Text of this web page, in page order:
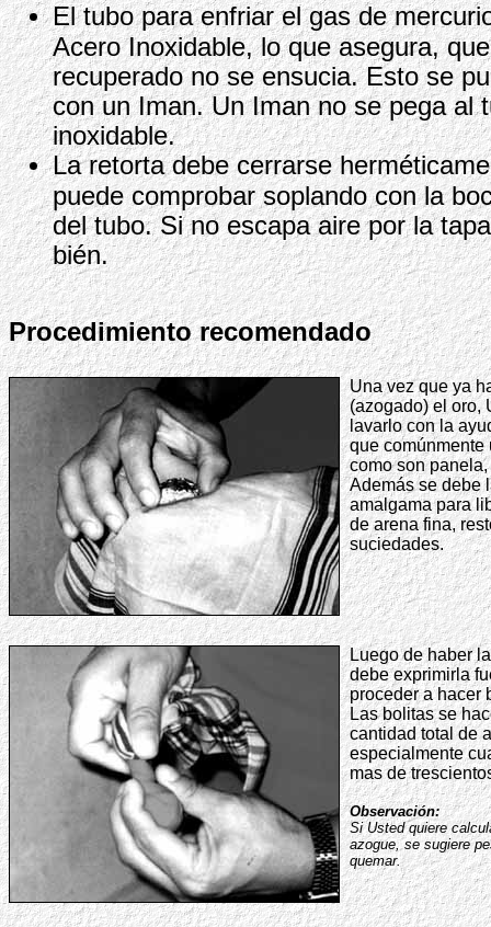
El tubo para enfriar el gas de
Acero Inoxidable, lo que asegura,
recuperado no se ensucia. Esto se
con un Iman. Un Iman no se pega al
inoxidable.
La retorta debe cerrarse
puede comprobar soplando con la
del tubo. Si no escapa aire por la
bién.
Procedimiento recomendado
Una vez que ya
(azogado) el oro,
lavarlo con la
que comúnmente
como son
Además se debe
amalgama para
de arena fina,
suciedades.
Luego de haber
debe exprimirla
proceder a hacer
Las bolitas se
cantidad total de
especialmente
mas de
Observación:
Si Usted quiere
azogue, se sugiere
quemar.